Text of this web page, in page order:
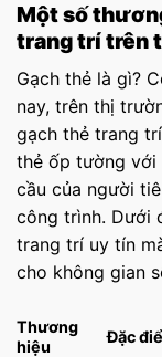
Một số
trang trí trên
Gạch thẻ là gì?
nay, trên thị
gạch thẻ trang
thẻ ốp tường với
cầu của người
công trình. Dưới
trang trí uy tín
cho không gian
Thương
hiệu
Đặc